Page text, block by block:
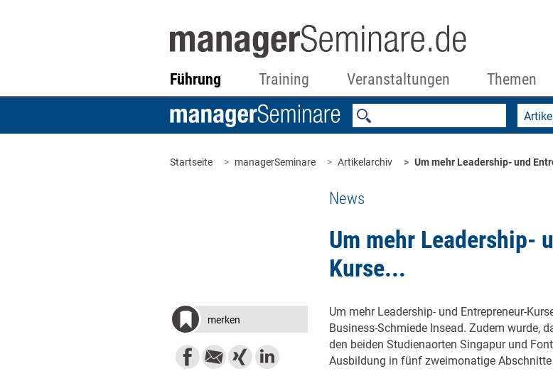
Führung Training Veranstaltungen Themen
Startseite managerSeminare Artikelarchiv Um mehr Leadership- und
News
Um mehr Leadership-
Kurse...
merken
Um mehr Leadership- und Entrepreneur-
Business-Schmiede Insead. Zudem wurde,
den beiden Studienaorten Singapur und
Ausbildung in fünf zweimonatige